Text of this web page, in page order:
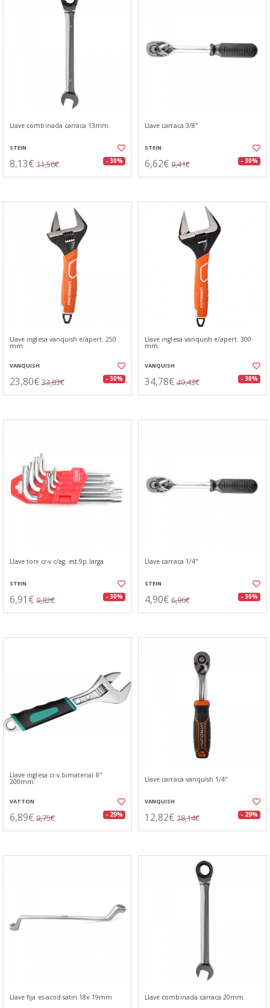
Llave combinada carraca 13mm.
STEIN
8,13€ 11,56€ - 30%
Llave carraca 3/8"
STEIN
6,62€ 9,41€ - 30%
Llave inglesa vanquish e/apert. 250
mm.
VANQUISH
23,80€ 33,83€ - 30%
Llave inglesa vanquish e/apert. 300
mm.
VANQUISH
34,78€ 49,43€ - 30%
Llave torx cr-v.c/ag. est.9p.larga
STEIN
6,91€ 9,82€ - 30%
Llave carraca 1/4"
STEIN
4,90€ 6,96€ - 30%
Llave inglesa cr-v.bimaterial 8"
200mm.
VATTON
6,89€ 9,75€ - 29%
Llave carraca vanquish 1/4"
VANQUISH
12,82€ 18,14€ - 29%
Llave fija es-acod.satin 18x 19mm Llave combinada carraca 20mm.